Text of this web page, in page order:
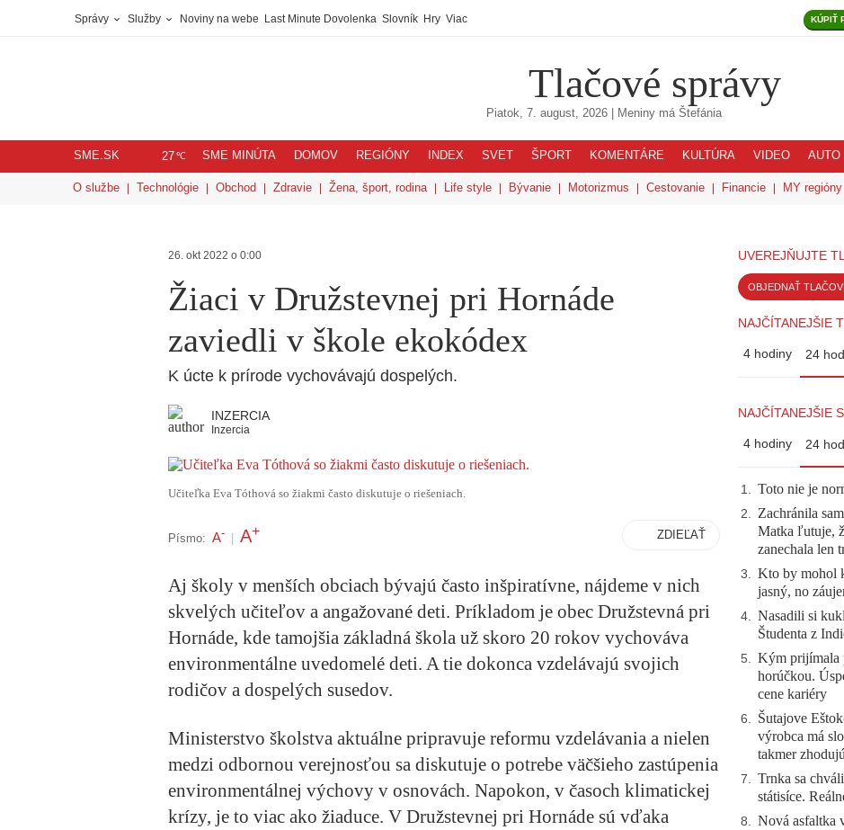
Správy Služby Noviny na webe Last Minute Dovolenka Slovník Hry Viac KÚPIŤ
Tlačové správy
Piatok, 7. august, 2026 | Meniny má Štefánia
SME.SK 27℃ SME MINÚTA DOMOV REGIÓNY INDEX SVET ŠPORT KOMENTÁRE KULTÚRA VIDEO AUTO
O službe Technológie Obchod Zdravie Žena, šport, rodina Life style Bývanie Motorizmus Cestovanie Financie MY regióny
26. okt 2022 o 0:00
Žiaci v Družstevnej pri Hornáde
zaviedli v škole ekokódex
K úcte k prírode vychovávajú dospelých.
INZERCIA
Inzercia
Učiteľka Eva Tóthová so žiakmi často diskutuje o riešeniach.
Písmo: A- A+ ZDIEĽAŤ
Aj školy v menších obciach bývajú často inšpiratívne, nájdeme v nich
skvelých učiteľov a angažované deti. Príkladom je obec Družstevná pri
Hornáde, kde tamojšia základná škola už skoro 20 rokov vychováva
environmentálne uvedomelé deti. A tie dokonca vzdelávajú svojich
rodičov a dospelých susedov.
Ministerstvo školstva aktuálne pripravuje reformu vzdelávania a nielen
medzi odbornou verejnosťou sa diskutuje o potrebe väčšieho zastúpenia
environmentálnej výchovy v osnovách. Napokon, v časoch klimatickej
krízy, je to viac ako žiaduce. V Družstevnej pri Hornáde sú vďaka
UVEREJŇUJTE
OBJEDNAŤ
NAJČÍTANEJŠIE
4 hodiny 24
NAJČÍTANEJŠIE
4 hodiny 24
1. Toto nie je
2. Zachránila
Matka ľutuje,
zanechala len
3. Kto by mohol
jasný, no
4. Nasadili si
Študenta z
5. Kým prijímala
horúčkou.
cene kariéry
6. Šutajove
výrobca má
takmer
7. Trnka sa
státisíce.
8. Nová asfaltka